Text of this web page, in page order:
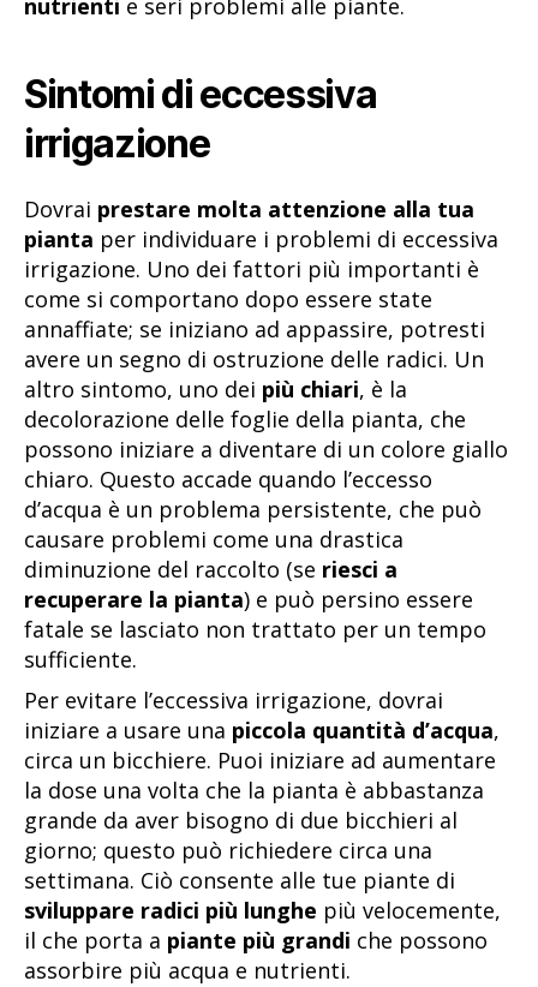
Sintomi di eccessiva
irrigazione
Dovrai prestare molta attenzione alla tua
pianta per individuare i problemi di eccessiva
irrigazione. Uno dei fattori più importanti è
come si comportano dopo essere state
annaffiate; se iniziano ad appassire, potresti
avere un segno di ostruzione delle radici. Un
altro sintomo, uno dei più chiari, è la
decolorazione delle foglie della pianta, che
possono iniziare a diventare di un colore giallo
chiaro. Questo accade quando l’eccesso
d’acqua è un problema persistente, che può
causare problemi come una drastica
diminuzione del raccolto (se riesci a
recuperare la pianta) e può persino essere
fatale se lasciato non trattato per un tempo
sufficiente.
Per evitare l’eccessiva irrigazione, dovrai
iniziare a usare una piccola quantità d’acqua,
circa un bicchiere. Puoi iniziare ad aumentare
la dose una volta che la pianta è abbastanza
grande da aver bisogno di due bicchieri al
giorno; questo può richiedere circa una
settimana. Ciò consente alle tue piante di
sviluppare radici più lunghe più velocemente,
il che porta a piante più grandi che possono
assorbire più acqua e nutrienti.